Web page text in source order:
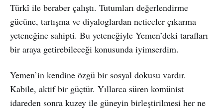
Türkî ile beraber çalıştı. Tutumları değerlendirme
gücüne, tartışma ve diyaloglardan neticeler çıkarma
yeteneğine sahipti. Bu yeteneğiyle Yemen’deki tarafları
bir araya getirebileceği konusunda iyimserdim.
Yemen’in kendine özgü bir sosyal dokusu vardır.
Kabile, aktif bir güçtür. Yıllarca süren komünist
idareden sonra kuzey ile güneyin birleştirilmesi her ne